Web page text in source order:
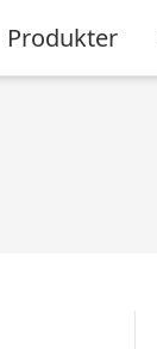
Produkter